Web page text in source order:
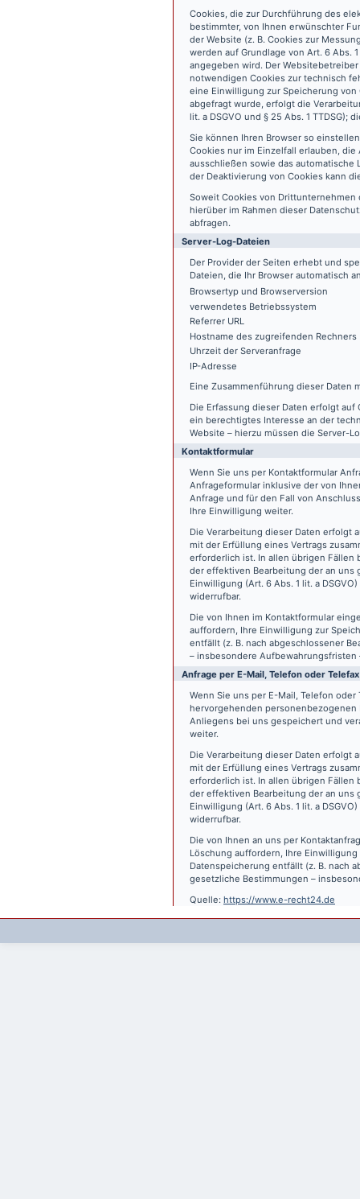
Cookies, die zur Durchführung des
bestimmter, von Ihnen erwünschter
der Website (z. B. Cookies zur
werden auf Grundlage von Art. 6 Abs.
angegeben wird. Der
notwendigen Cookies zur technisch
eine Einwilligung zur Speicherung
abgefragt wurde, erfolgt die
lit. a DSGVO und § 25 Abs. 1
Sie können Ihren Browser so
Cookies nur im Einzelfall erlauben,
ausschließen sowie das automatische
der Deaktivierung von Cookies kann
Soweit Cookies von
hierüber im Rahmen dieser
abfragen.
Server-Log-Dateien
Der Provider der Seiten erhebt und
Dateien, die Ihr Browser automatisch
Browsertyp und Browserversion
verwendetes Betriebssystem
Referrer URL
Hostname des zugreifenden Rechners
Uhrzeit der Serveranfrage
IP-Adresse
Eine Zusammenführung dieser Daten
Die Erfassung dieser Daten erfolgt auf
ein berechtigtes Interesse an der
Website – hierzu müssen die Server-
Kontaktformular
Wenn Sie uns per Kontaktformular
Anfrageformular inklusive der von
Anfrage und für den Fall von
Ihre Einwilligung weiter.
Die Verarbeitung dieser Daten erfolgt
mit der Erfüllung eines Vertrags
erforderlich ist. In allen übrigen Fällen
der effektiven Bearbeitung der an uns
Einwilligung (Art. 6 Abs. 1 lit. a
widerrufbar.
Die von Ihnen im Kontaktformular
auffordern, Ihre Einwilligung zur
entfällt (z. B. nach abgeschlossener
– insbesondere
Anfrage per E-Mail, Telefon oder Telefax
Wenn Sie uns per E-Mail, Telefon
hervorgehenden personenbezogenen
Anliegens bei uns gespeichert und
weiter.
Die Verarbeitung dieser Daten erfolgt
mit der Erfüllung eines Vertrags
erforderlich ist. In allen übrigen Fällen
der effektiven Bearbeitung der an uns
Einwilligung (Art. 6 Abs. 1 lit. a
widerrufbar.
Die von Ihnen an uns per
Löschung auffordern, Ihre
Datenspeicherung entfällt (z. B. nach
gesetzliche Bestimmungen –
Quelle: https://www.e-recht24.de